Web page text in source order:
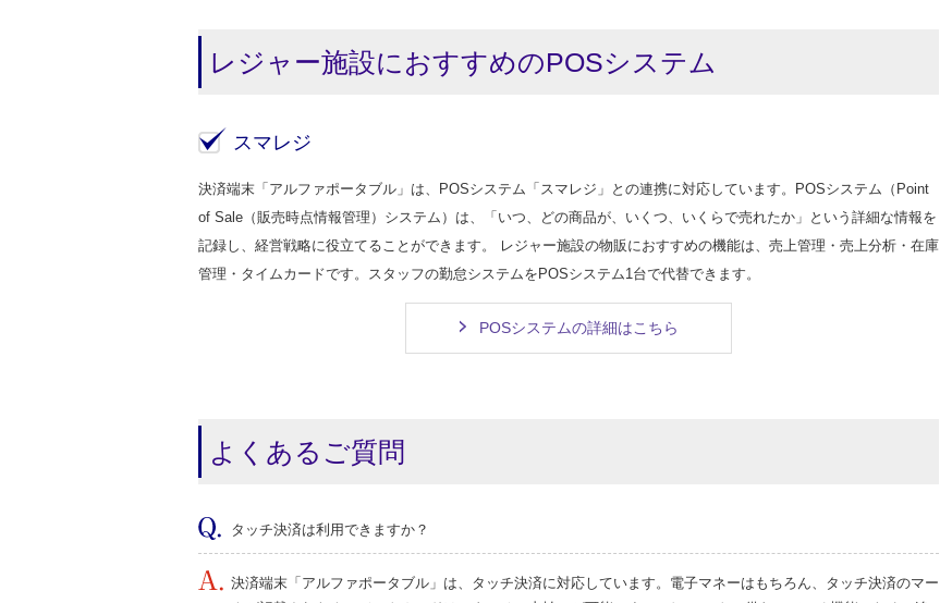
レジャー施設におすすめのPOSシステム
スマレジ
決済端末「アルファポータブル」は、POSシステム「スマレジ」との連携に対応しています。POSシステム（Point
of Sale（販売時点情報管理）システム）は、「いつ、どの商品が、いくつ、いくらで売れたか」という詳細な情報を
記録し、経営戦略に役立てることができます。 レジャー施設の物販におすすめの機能は、売上管理・売上分析・在庫
管理・タイムカードです。スタッフの勤怠システムをPOSシステム1台で代替できます。
POSシステムの詳細はこちら
よくあるご質問
タッチ決済は利用できますか？
決済端末「アルファポータブル」は、タッチ決済に対応しています。電子マネーはもちろん、タッチ決済のマー